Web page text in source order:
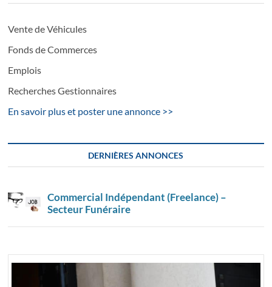
Vente de Véhicules
Fonds de Commerces
Emplois
Recherches Gestionnaires
En savoir plus et poster une annonce >>
DERNIÈRES ANNONCES
Commercial Indépendant (Freelance) –
Secteur Funéraire